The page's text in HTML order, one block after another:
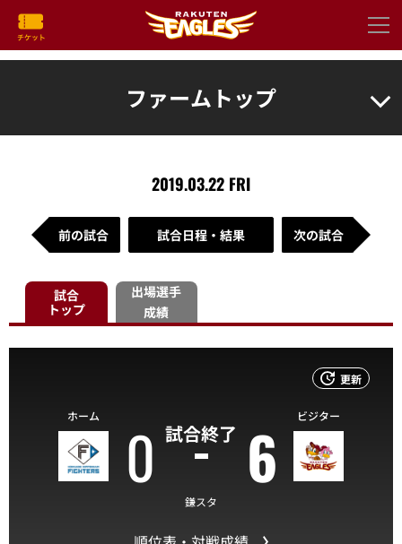
ファームトップ
2019.03.22 FRI
前の試合 試合日程・結果 次の試合
試合
トップ
出場選手
成績
更新
試合終了
ホーム 0 6 ビジター
鎌スタ